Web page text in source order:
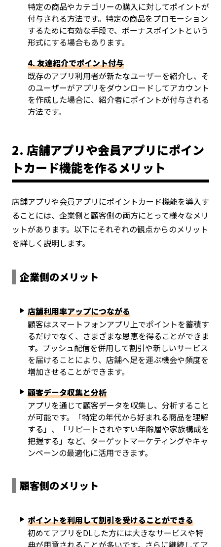
特定の商品やカテゴリーの購入に対してポイントが
付与される方法です。特定の商品をプロモーション
するために有効な手段で、ボーナスポイントという
形式にする場合もあります。
4. 友達紹介でポイント付与
既存のアプリ利用者が新たなユーザーを紹介し、そ
のユーザーがアプリをダウンロードしてアカウント
を作成した場合に、紹介者にポイントが付与される
方法です。
2. 店舗アプリや会員アプリにポイン
トカード機能を作るメリット
店舗アプリや会員アプリにポイントカード機能を導入す
ることには、企業側と顧客側の両方にとって様々なメリ
ットがあります。以下にそれぞれの観点からのメリット
を詳しく説明します。
企業側のメリット
店舗利用率アップにつながる
顧客はスマートフォンアプリ上でポイントを蓄積す
るだけでなく、さまざまな恩恵を得ることができま
す。プッシュ配信を併用して割引や新しいサービス
を届けることにより、店舗へ足を運ぶ機会や頻度を
増加させることができます。
顧客データ収集と分析
アプリを通じて顧客データを収集し、分析すること
が可能です。「特定の年代から好まれる商品を理解
する」、「リピートされやすい年齢層や家族構成を
把握する」など、ターゲットマーケティングやキャ
ンペーンの最適化に活用できます。
顧客側のメリット
ポイントを利用して割引を受けることができる
初めてアプリをDLした方には大きなサービスや特
典が用意されることが多いです。さらに継続してア